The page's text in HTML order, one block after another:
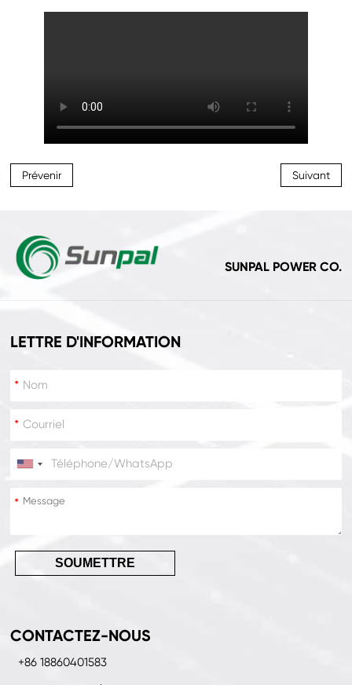
Prévenir Suivant
SUNPAL POWER CO.
LETTRE D'INFORMATION
*
*
*
*
SOUMETTRE
CONTACTEZ-NOUS
+86 18860401583